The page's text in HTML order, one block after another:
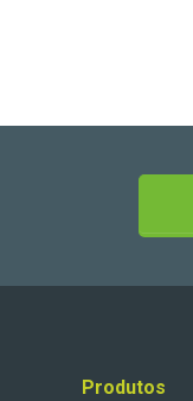
Produtos